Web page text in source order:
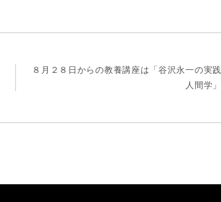
８月２８日からの教養講座は「谷沢永一の実践
人間学」